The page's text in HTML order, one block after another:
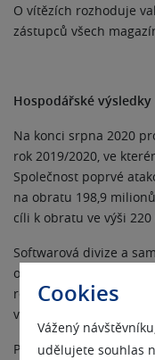
Cookies
Vážený
udělujete souhlas
O vítězích rozhoduje
zástupců všech
Hospodářské
Na konci srpna 2020
rok 2019/2020, ve
Společnost poprvé
na obratu 198,9
cíli k obratu ve výši
Softwarová divize a
obratu v účetním roce
rekordní číslo po
v roce 2016.
Počet předplatitelů